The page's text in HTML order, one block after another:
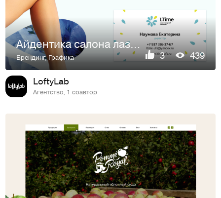
Айдентика салона лазерной эпиляции LTime
Брендинг,Графика 3 439
LoftyLab
Агентство, 1 соавтор